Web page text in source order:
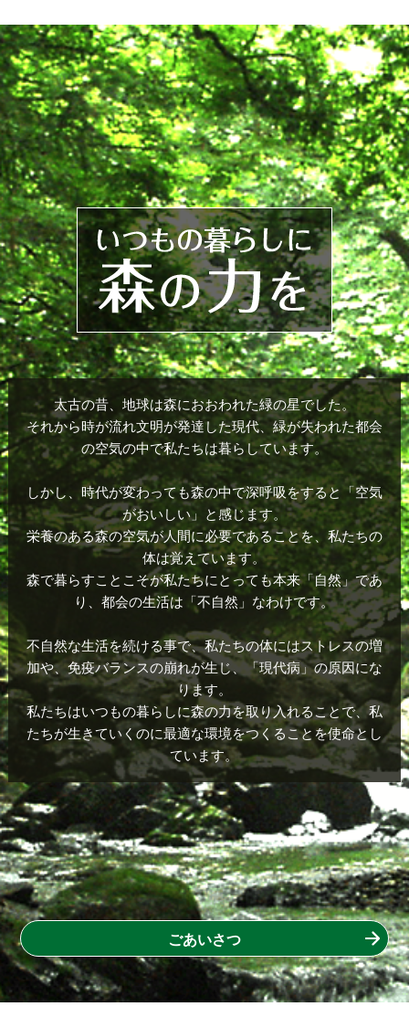
営の推進において優良である」と認められ、奨
励賞を受賞しました。
2023.12.15
【年末年始休業日のお知らせ】
誠に勝手ながら年末年始休業日を下記の通りと
させていただきます。
ご迷惑をおかけしますが、宜しくお願いいたし
ます。
2023年12月29日（金）～2024年1月4日（木）
2023.10.11
10月11日（水）12日（木）
京都パルスプラザにて
『第35回 中信ビジネスフェア2023』に出展し
ています。
＊ブース D-12＊
是非ご来場いただきます様よろしくお願いいた
します。
2023.09.26
2023年10月5日（木）・6日（金）10：00-17：
00 KICKけいはんなオープンイノベーション
センターにて
第18回けいはんなビジネスメッセ 2023に出展
します。お近くの方はぜひご来場ください！
2023.07.21
【夏季休業日のお知らせ】誠に勝手ながら夏季
休業日を下記の通りとさせていただきます。ご
迷惑をおかけしますが、宜しくお願いいたしま
2023年8月11日（金）～2023年8月16日（水）
2022.12.02
【年末年始休業日のお知らせ】弊社では誠に勝
手ながら年末年始の休業を下記の通りとさせて
いただきます。ご迷惑をおかけしますが、宜し
くお願いいたします。
2022年12月29日（木）～2023年1月4日（水）
2022.11.02
【2022年10月26日号】空調タイムスに掲載さ
れました。
太古の昔、地球は森におおわれた緑の星でした。
それから時が流れ文明が発達した現代、緑が失われた都会
の空気の中で私たちは暮らしています。
しかし、時代が変わっても森の中で深呼吸をすると「空気
がおいしい」と感じます。
栄養のある森の空気が人間に必要であることを、私たちの
体は覚えています。
森で暮らすことこそが私たちにとっても本来「自然」であ
り、都会の生活は「不自然」なわけです。
不自然な生活を続ける事で、私たちの体にはストレスの増
加や、免疫バランスの崩れが生じ、「現代病」の原因にな
ります。
私たちはいつもの暮らしに森の力を取り入れることで、私
たちが生きていくのに最適な環境をつくることを使命とし
ています。
ごあいさつ